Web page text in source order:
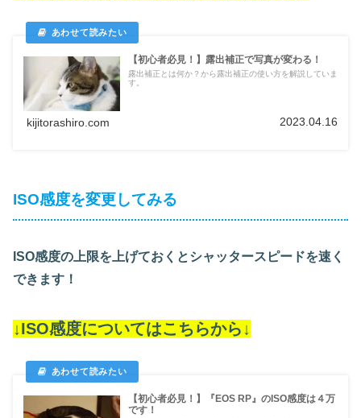
【初心者必見！】露出補正で写真が変わる！
露出補正とは何か？から露出補正の使い方を解説していま
す。
kijitorashiro.com 2023.04.16
ISO感度を変更してみる
ISO感度の上限を上げておくとシャッタースピードを速く
できます！
↓ISO感度についてはこちらから↓
【初心者必見！】『EOS RP』のISO感度は４万
です！